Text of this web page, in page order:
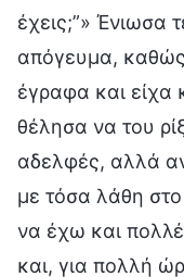
έχεις;”» Ένιωσα
απόγευμα, καθώς
έγραφα και είχα
θέλησα να του
αδελφές, αλλά
με τόσα λάθη στο
να έχω και
και, για πολλή